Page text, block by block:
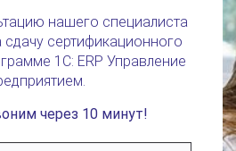
нашего специалиста
сертификационного
1С: ERP Управление
через 10 минут!